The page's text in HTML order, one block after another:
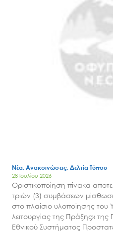
Άξονες
Νέα, Ανακοινώσεις, Δελτία Τύπου
28 Ιουλίου 2026
Οριστικοποίηση πίνακα
τριών (3) συμβάσεων
στο πλαίσιο υλοποίησης του
λειτουργίας της Πράξης»
Εθνικού Συστήματος